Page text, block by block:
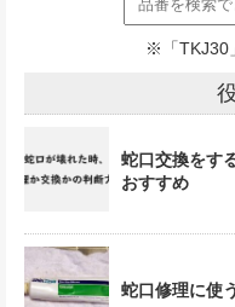
※「TKJ30
蛇口交換をす
おすすめ
蛇口修理に使